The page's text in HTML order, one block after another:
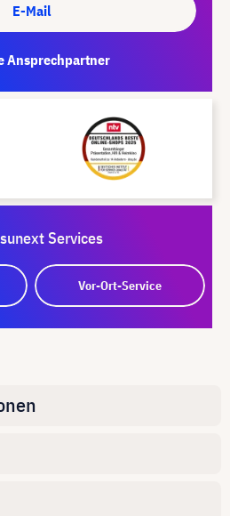
E-Mail
Ansprechpartner
Services
Vor-Ort-Service